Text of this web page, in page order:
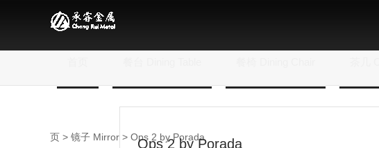
页 > 镜子 Mirror > Ops 2 by Porada
Ops 2 by Porada